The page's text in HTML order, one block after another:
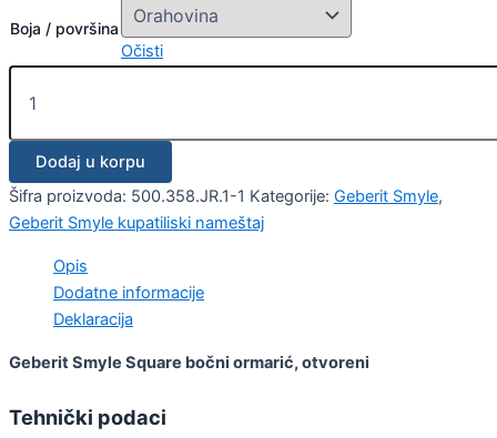
Boja / površina
Očisti
Dodaj u korpu
Šifra proizvoda: 500.358.JR.1-1 Kategorije: Geberit Smyle,
Geberit Smyle kupatiliski nameštaj
Opis
Dodatne informacije
Deklaracija
Geberit Smyle Square bočni ormarić, otvoreni
Tehnički podaci